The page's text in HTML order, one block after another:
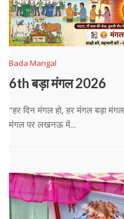
Bada Mangal
6th बड़ा मंगल 2026
"हर दिन मंगल हो, हर मंगल बड़ा
मंगल पर लखनऊ में...